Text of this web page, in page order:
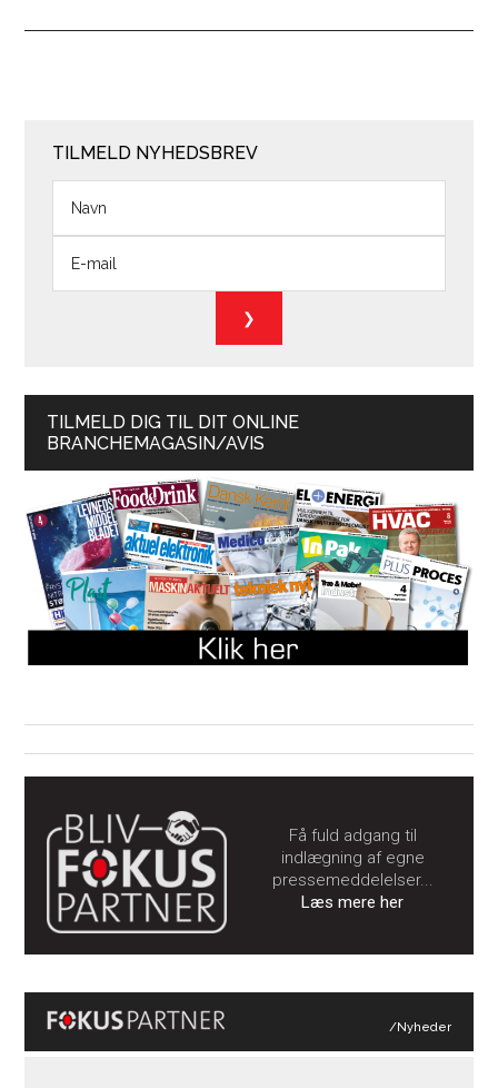
TILMELD NYHEDSBREV
TILMELD DIG TIL DIT ONLINE
BRANCHEMAGASIN/AVIS
Få fuld adgang til
indlægning af egne
pressemeddelelser...
Læs mere her
/Nyheder